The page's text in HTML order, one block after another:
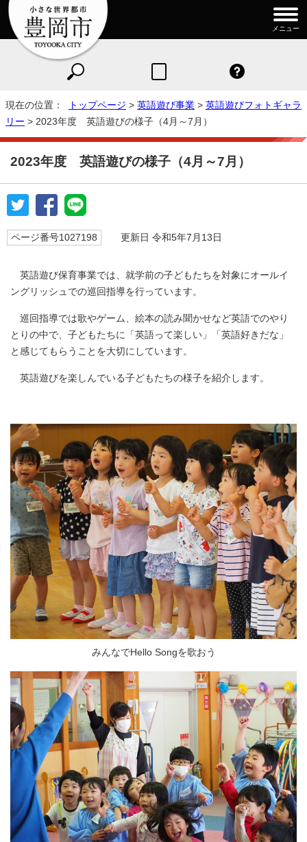
メニュー
現在の位置： トップページ > 英語遊び事業 > 英語遊びフォトギャラ
リー > 2023年度 英語遊びの様子（4月～7月）
2023年度 英語遊びの様子（4月～7月）
ページ番号1027198 更新日 令和5年7月13日
英語遊び保育事業では、就学前の子どもたちを対象にオールイ
ングリッシュでの巡回指導を行っています。
巡回指導では歌やゲーム、絵本の読み聞かせなど英語でのやり
とりの中で、子どもたちに「英語って楽しい」「英語好きだな」
と感じてもらうことを大切にしています。
英語遊びを楽しんでいる子どもたちの様子を紹介します。
みんなでHello Songを歌おう